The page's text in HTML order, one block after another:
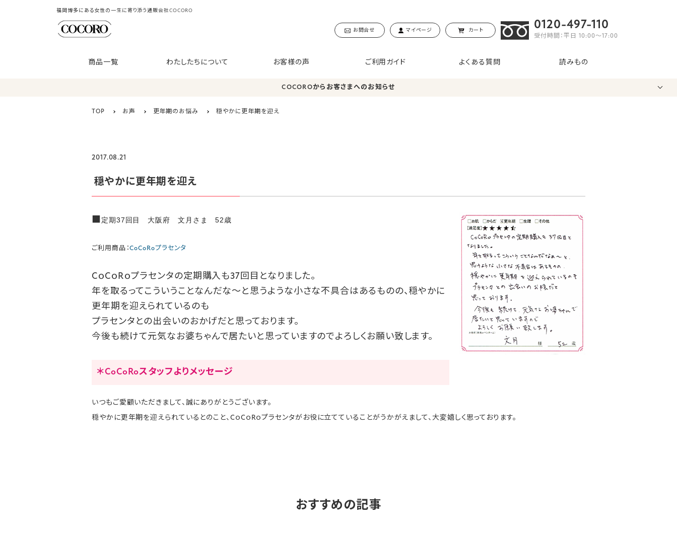
福岡博多にある女性の一生に寄り添う通販会社COCORO
お問合せ マイページ カート 0120-497-110
受付時間：平日 10:00〜17:00
商品一覧 わたしたちについて お客様の声 ご利用ガイド よくある質問 読みもの
COCOROからお客さまへのお知らせ
TOP お声 更年期のお悩み 穏やかに更年期を迎え
2017.08.21
穏やかに更年期を迎え
■定期37回目 大阪府 文月さま 52歳
ご利用商品：CoCoRoプラセンタ
CｏCｏRｏプラセンタの定期購入も37回目となりました。
年を取るってこういうことなんだな〜と思うような小さな不具合はあるものの、穏やかに
更年期を迎えられているのも
プラセンタとの出会いのおかげだと思っております。
今後も続けて元気なお婆ちゃんで居たいと思っていますのでよろしくお願い致します。
＊CoCoRoスタッフよりメッセージ
いつもご愛顧いただきまして、誠にありがとうございます。
穏やかに更年期を迎えられているとのこと、CｏCｏRｏプラセンタがお役に立てていることがうかがえまして、大変嬉しく思っております。
おすすめの記事